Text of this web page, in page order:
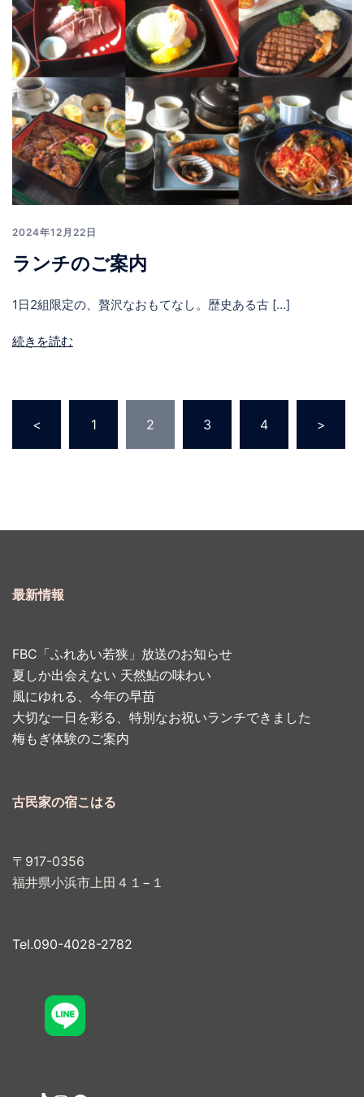
2024年12月22日
ランチのご案内
1日2組限定の、贅沢なおもてなし。歴史ある古 […]
続きを読む
の
ジ
< 1 2 3 4 >
最新情報
FBC「ふれあい若狭」放送のお知らせ
夏しか出会えない 天然鮎の味わい
風にゆれる、今年の早苗
大切な一日を彩る、特別なお祝いランチできました
梅もぎ体験のご案内
古民家の宿こはる
〒917-0356
福井県小浜市上田４１−１
Tel.090-4028-2782